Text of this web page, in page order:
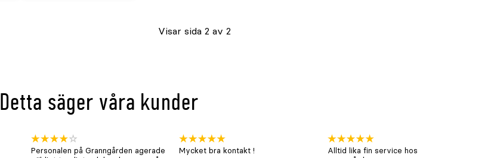
Visar sida 2 av 2
Detta säger våra kunder
Personalen på Granngården agerade
Mycket bra kontakt !
Alltid lika fin service hos